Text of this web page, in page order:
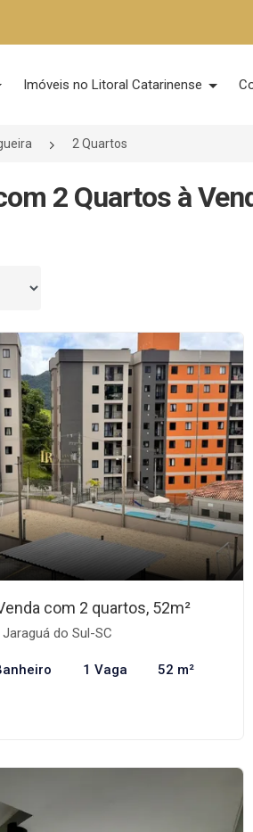
Imóveis no Litoral Catarinense
2 Quartos
2 Quartos à
com 2 quartos, 52m²
do Sul-SC
1 Vaga 52 m²